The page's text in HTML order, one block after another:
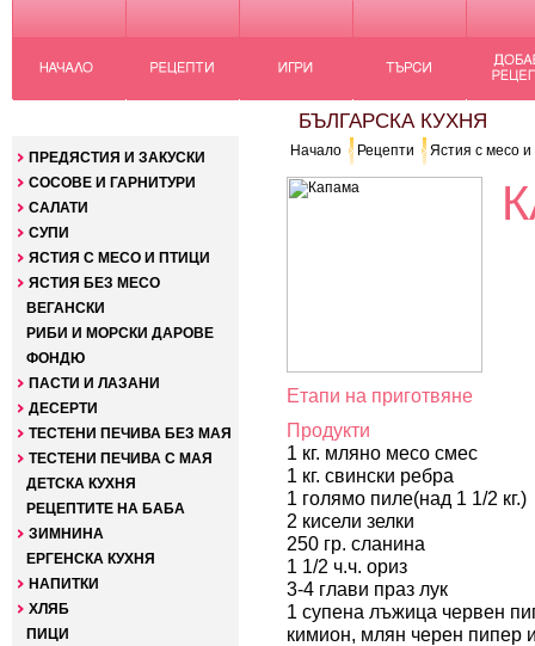
ПРЕДЯСТИЯ И ЗАКУСКИ
СОСОВЕ И ГАРНИТУРИ
САЛАТИ
СУПИ
ЯСТИЯ С МЕСО И ПТИЦИ
ЯСТИЯ БЕЗ МЕСО
ВЕГАНСКИ
РИБИ И МОРСКИ ДАРОВЕ
ФОНДЮ
ПАСТИ И ЛАЗАНИ
ДЕСЕРТИ
ТЕСТЕНИ ПЕЧИВА БЕЗ МАЯ
ТЕСТЕНИ ПЕЧИВА С МАЯ
ДЕТСКА КУХНЯ
РЕЦЕПТИТЕ НА БАБА
ЗИМНИНА
ЕРГЕНСКА КУХНЯ
НАПИТКИ
ХЛЯБ
ПИЦИ
БЪЛГАРСКА КУХНЯ
Начало Рецепти Ястия с месо и
Етапи на приготвяне
Продукти
1 кг. мляно месо смес
1 кг. свински ребра
1 голямо пиле(над 1 1/2 кг.)
2 кисели зелки
250 гр. сланина
1 1/2 ч.ч. ориз
3-4 глави праз лук
1 супена лъжица червен
кимион, млян черен пипер